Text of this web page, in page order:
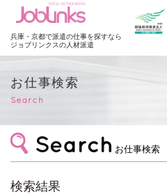
JobLinks
兵庫・京都で派遣の仕事を探すなら
ジョブリンクスの人材派遣
お仕事検索
Search
お仕事検索
検索結果